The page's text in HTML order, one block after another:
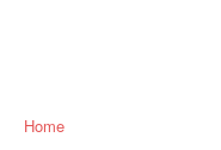
Home